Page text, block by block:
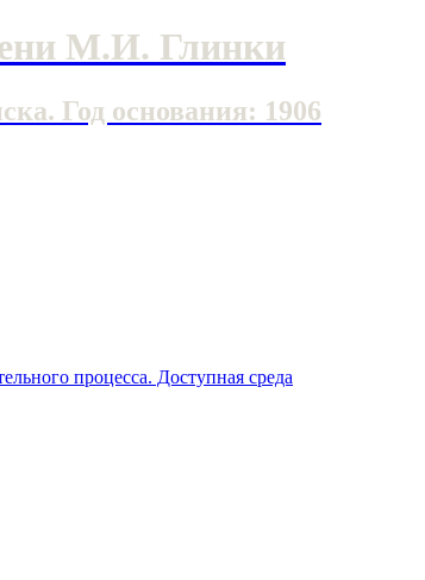
М.И. Глинки
Год основания: 1906
процесса. Доступная среда